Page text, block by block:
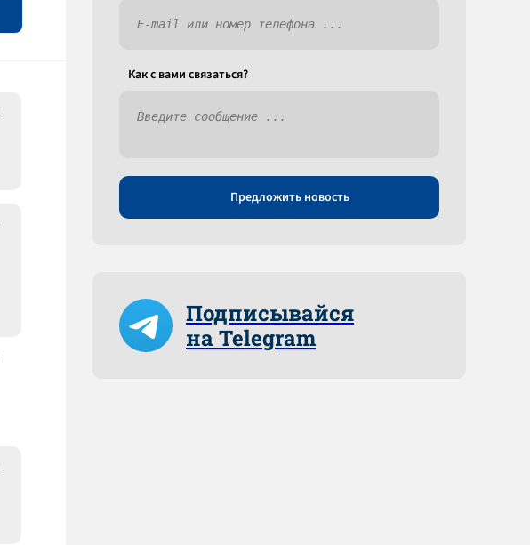
Как c вами связаться?
Предложить новость
Подписывайся
на Telegram